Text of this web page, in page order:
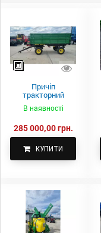
Причіп
тракторний
самоскидний
Spike 2 ПТС-4
В наявності
285 000,00 грн.
КУПИТИ